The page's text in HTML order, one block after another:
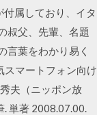
属しており、イタ
叔父、先輩、名題
言葉をわかり易く
マートフォン向け
夫（ニッポン放
単著 2008.07.00.